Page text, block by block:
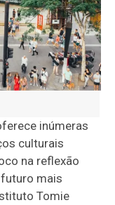
inúmeras
culturais
na reflexão
mais
Tomie